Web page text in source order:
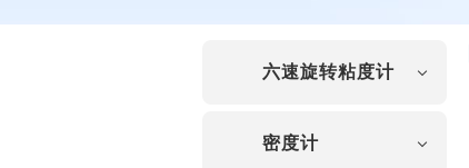
六速旋转粘度计
密度计